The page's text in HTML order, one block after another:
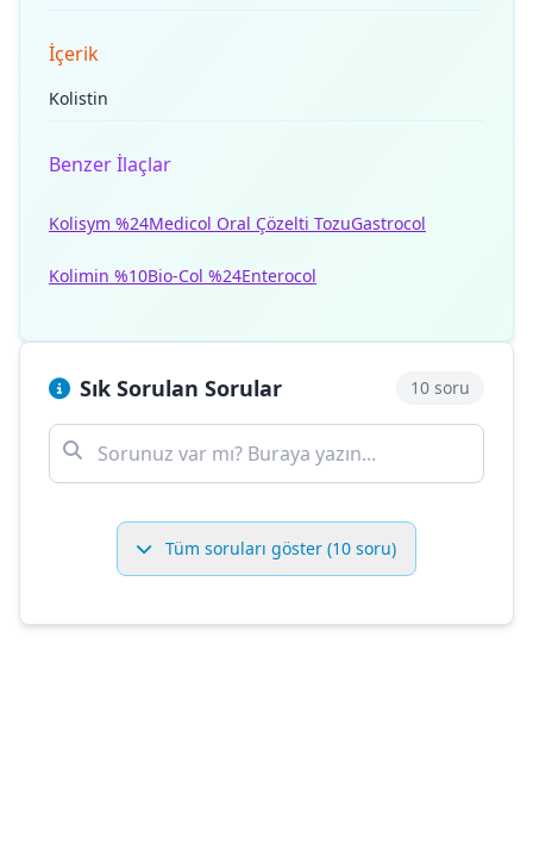
İçerik
Kolistin
Benzer İlaçlar
Kolisym %24Medicol Oral Çözelti TozuGastrocol
Kolimin %10Bio-Col %24Enterocol
Sık Sorulan Sorular 10 soru
Tüm soruları göster (10 soru)